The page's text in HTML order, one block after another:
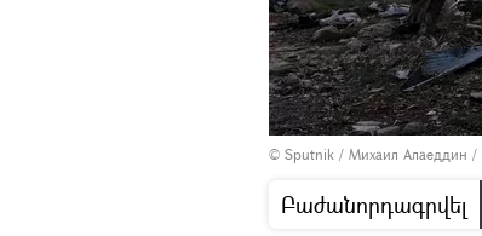
© Sputnik / Михаил Алаеддин /
Բաժանորդագրվել